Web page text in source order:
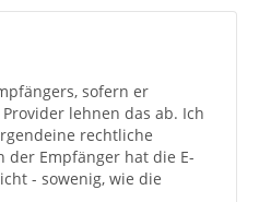
sofern er
lehnen das ab. Ich
rechtliche
der Empfänger hat die E-
- sowenig, wie die